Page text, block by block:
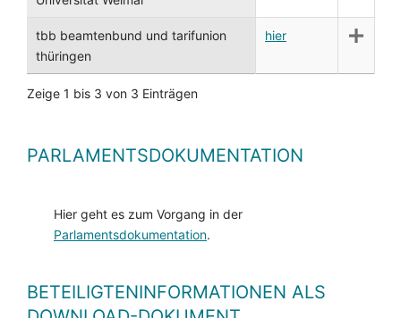
tbb beamtenbund und tarifunion
thüringen
hier
Zeige 1 bis 3 von 3 Einträgen
PARLAMENTSDOKUMENTATION
Hier geht es zum Vorgang in der
Parlamentsdokumentation.
BETEILIGTENINFORMATIONEN ALS